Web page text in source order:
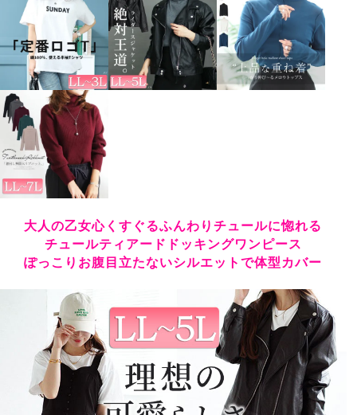
大人の乙女心くすぐるふんわりチュールに惚れる
チュールティアードドッキングワンピース
ぽっこりお腹目立たないシルエットで体型カバー